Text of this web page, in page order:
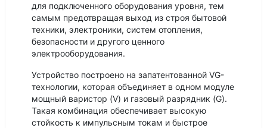
для подключенного оборудования уровня, тем
самым предотвращая выход из строя бытовой
техники, электроники, систем отопления,
безопасности и другого ценного
электрооборудования.
Устройство построено на запатентованной VG-
технологии, которая объединяет в одном модуле
мощный варистор (V) и газовый разрядник (G).
Такая комбинация обеспечивает высокую
стойкость к импульсным токам и быстрое